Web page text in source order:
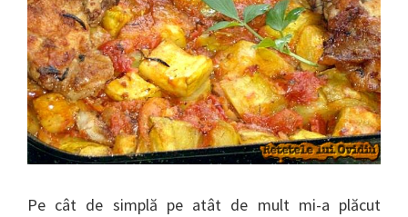
Pe cât de simplă pe atât de mult mi-a plăcut